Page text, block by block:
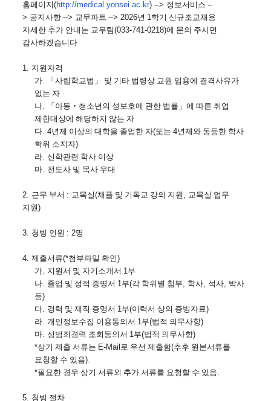
홈페이지(http://medical.yonsei.ac. kr) --> 정보서비스 --
> 공지사항 --> 교무파트 --> 2026년 1학기 신규조교채용
자세한 추가 안내는 교무팀(033-741-0218)에 문의 주시면
감사하겠습니다
1. 지원자격
가. 「 사립학교법 」 및 기타 법령상 교원 임용에 결격사유가
없는 자
나. 「 아동 ‧ 청소년의 성보호에 관한 법률 」 에 따른 취업
제한대상에 해당하지 않는 자
다. 4년제 이상의 대학을 졸업한 자(또는 4년제와 동등한 학사
학위 소지자)
라. 신학관련 학사 이상
마. 전도사 및 목사 우대
2. 근무 부서 : 교목실(채플 및 기독교 강의 지원 , 교목실 업무
지원)
3. 청빙 인원 : 2명
4. 제출서류(*첨부파일 확인)
가. 지원서 및 자기소개서 1부
나. 졸업 및 성적 증명서 1부(각 학위별 첨부, 학사, 석사, 박사
등)
다. 경력 및 재직 증명서 1부(이력서 상의 증빙자료)
라. 개인정보수집 이용동의서 1부(법적 의무사항)
마. 성범죄경력 조회동의서 1부(법적 의무사항)
*상기 제출 서류는 E-Mail 로 우선 제출함(추후 원본서류를
요청할 수 있음).
*필요한 경우 상기 서류외 추가 서류를 요청할 수 있음.
5. 청빙 절차